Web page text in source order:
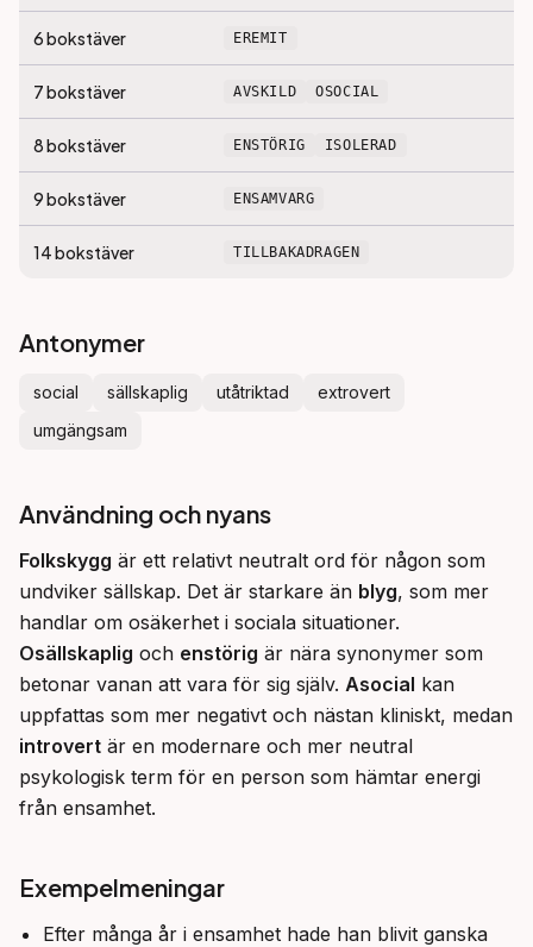
6bokstäver EREMIT
7bokstäver AVSKILD OSOCIAL
8bokstäver ENSTÖRIG ISOLERAD
9bokstäver ENSAMVARG
14bokstäver TILLBAKADRAGEN
Antonymer
social sällskaplig utåtriktad
extrovert
umgängsam
Användning och nyans
Folkskygg är ett relativt neutralt ord för någon som
undviker sällskap. Det är starkare än blyg, som mer
Osällskaplig och enstörig är nära synonymer som
betonar vanan att vara för sig själv. Asocial kan
introvert är en modernare och mer neutral
psykologisk term för en person som hämtar energi
från ensamhet.
Exempelmeningar
Efter många år i ensamhet hade han blivit ganska